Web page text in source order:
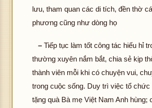
lưu, tham quan các di tích, đền thờ
phương cũng như dòng họ
–Tiếp tục làm tốt công tác hiếu hỉ
thường xuyên nắm bắt, chia sẻ kịp
thành viên mỗi khi có chuyện vui,
trong cuộc sống. Duy trì việc tổ chức
tặng quà Bà mẹ Việt Nam Anh hùng;